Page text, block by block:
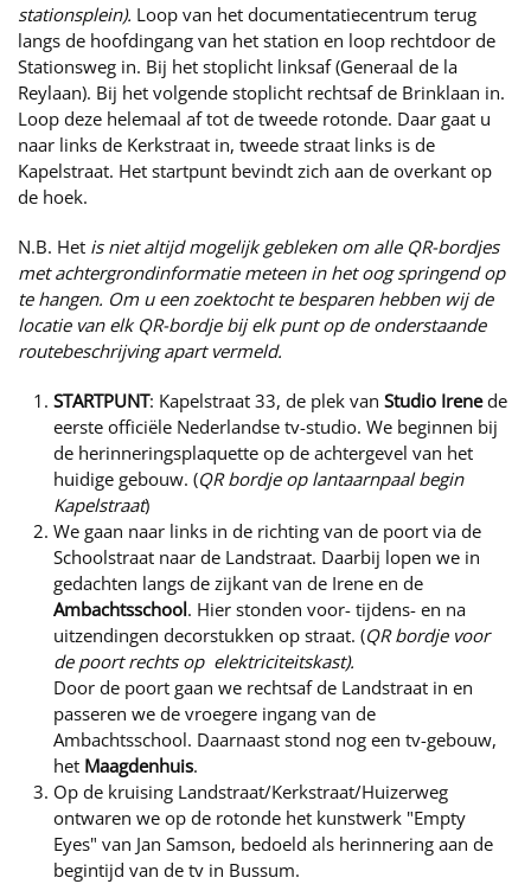
stationsplein). Loop van het documentatiecentrum terug
langs de hoofdingang van het station en loop rechtdoor de
Stationsweg in. Bij het stoplicht linksaf (Generaal de la
Reylaan). Bij het volgende stoplicht rechtsaf de Brinklaan in.
Loop deze helemaal af tot de tweede rotonde. Daar gaat u
naar links de Kerkstraat in, tweede straat links is de
Kapelstraat. Het startpunt bevindt zich aan de overkant op
de hoek.
N.B. Het is niet altijd mogelijk gebleken om alle QR-bordjes
met achtergrondinformatie meteen in het oog springend op
te hangen. Om u een zoektocht te besparen hebben wij de
locatie van elk QR-bordje bij elk punt op de onderstaande
routebeschrijving apart vermeld.
STARTPUNT: Kapelstraat 33, de plek van Studio Irenede
eerste officiële Nederlandse tv-studio. We beginnen bij
de herinneringsplaquette op de achtergevel van het
huidige gebouw. (QR bordje op lantaarnpaal begin
Kapelstraat)
We gaan naar links in de richting van de poort via de
Schoolstraat naar de Landstraat. Daarbij lopen we in
gedachten langs de zijkant van de Irene en de
Ambachtsschool. Hier stonden voor- tijdens- en na
uitzendingen decorstukken op straat. (QR bordje voor
de poort rechts op elektriciteitskast).
Door de poort gaan we rechtsaf de Landstraat in en
passeren we de vroegere ingang van de
Ambachtsschool. Daarnaast stond nog een tv-gebouw,
het Maagdenhuis.
Op de kruising Landstraat/Kerkstraat/Huizerweg
ontwaren we op de rotonde het kunstwerk "Empty
Eyes" van Jan Samson, bedoeld als herinnering aan de
begintijd van de tv in Bussum.